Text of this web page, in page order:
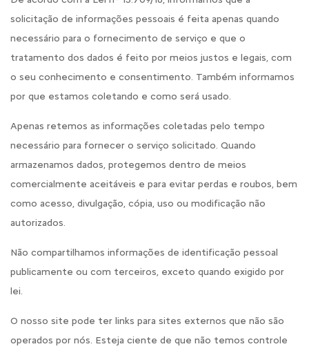
solicitação de informações pessoais é feita apenas quando
necessário para o fornecimento de serviço e que o
tratamento dos dados é feito por meios justos e legais, com
o seu conhecimento e consentimento. Também informamos
por que estamos coletando e como será usado.
Apenas retemos as informações coletadas pelo tempo
necessário para fornecer o serviço solicitado. Quando
armazenamos dados, protegemos dentro de meios
comercialmente aceitáveis e para evitar perdas e roubos, bem
como acesso, divulgação, cópia, uso ou modificação não
autorizados.
Não compartilhamos informações de identificação pessoal
publicamente ou com terceiros, exceto quando exigido por
lei.
O nosso site pode ter links para sites externos que não são
operados por nós. Esteja ciente de que não temos controle